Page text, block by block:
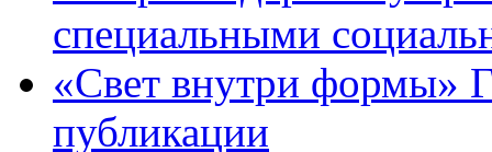
специальными
«Свет внутри формы»
публикации